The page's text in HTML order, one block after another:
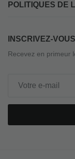
POLITIQUES DE
INSCRIVEZ-
Recevez en primeur